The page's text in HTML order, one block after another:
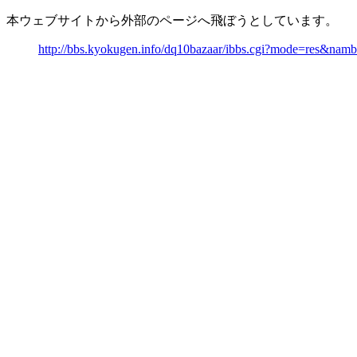
本ウェブサイトから外部のページへ飛ぼうとしています。
http://bbs.kyokugen.info/dq10bazaar/